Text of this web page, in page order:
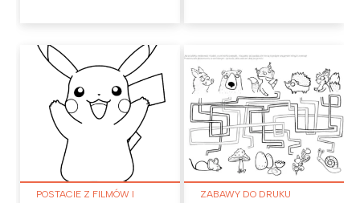
POSTACIE Z FILMÓW I
ZABAWY DO DRUKU